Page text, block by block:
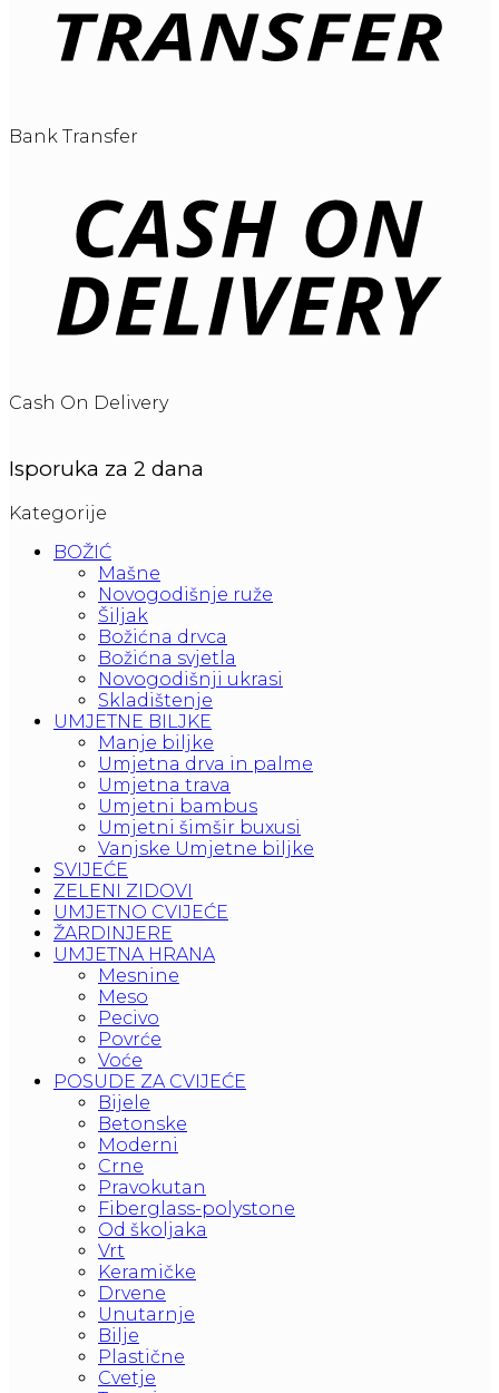
Bank Transfer
Cash On Delivery
Isporuka za 2 dana
Kategorije
BOŽIĆ
Mašne
Novogodišnje ruže
Šiljak
Božićna drvca
Božićna svjetla
Novogodišnji ukrasi
Skladištenje
UMJETNE BILJKE
Manje biljke
Umjetna drva in palme
Umjetna trava
Umjetni bambus
Umjetni šimšir buxusi
Vanjske Umjetne biljke
SVIJEĆE
ZELENI ZIDOVI
UMJETNO CVIJEĆE
ŽARDINJERE
UMJETNA HRANA
Mesnine
Meso
Pecivo
Povrće
Voće
POSUDE ZA CVIJEĆE
Bijele
Betonske
Moderni
Crne
Pravokutan
Fiberglass-polystone
Od školjaka
Vrt
Keramičke
Drvene
Unutarnje
Bilje
Plastične
Cvetje